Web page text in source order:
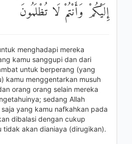
إِلَيْكُمْ وَأَنْتُمْ لَا تُظْلَمُونَ
menghadapi mereka
kamu sanggupi dan dari
untuk berperang (yang
kamu menggentarkan musuh
orang orang selain mereka
sedang Allah
yang kamu nafkahkan pada
dibalasi dengan cukup
tidak akan dianiaya (dirugikan).